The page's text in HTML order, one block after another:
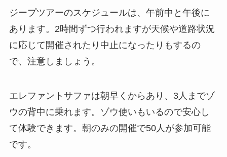
ジープツアーのスケジュールは、午前中と午後に
あります。2時間ずつ行われますが天候や道路状況
に応じて開催されたり中止になったりもするの
で、注意しましょう。
エレファントサファは朝早くからあり、3人までゾ
ウの背中に乗れます。ゾウ使いもいるので安心し
て体験できます。朝のみの開催で50人が参加可能
です。